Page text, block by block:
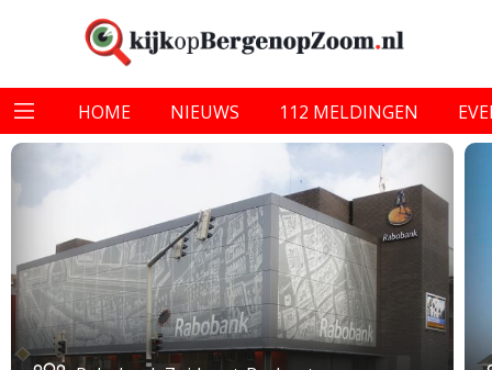
HOME NIEUWS 112 MELDINGEN